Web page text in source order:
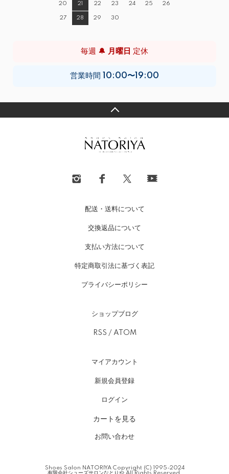
20 21 22 23 24 25 26
27 28 29 30
毎週 🔔 月曜日 定休
営業時間 10:00〜19:00
配送・送料について
交換返品について
支払い方法について
特定商取引法に基づく表記
プライバシーポリシー
ショップブログ
RSS / ATOM
マイアカウント
新規会員登録
ログイン
カートを見る
お問い合わせ
Shoes Salon NATORIYA Copyright (C) 1995-2024